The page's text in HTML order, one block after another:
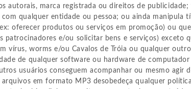
autorais, marca registrada ou direitos de
qualquer entidade ou pessoa; ou ainda manipula
oferecer produtos ou serviços em promoção) ou
e/ou solicitar bens e serviços) exceto
vírus, worms e/ou Cavalos de Tróia ou qualquer
de qualquer software ou hardware de
usuários conseguem acompanhar ou mesmo agir
em formato MP3 desobedeça qualquer